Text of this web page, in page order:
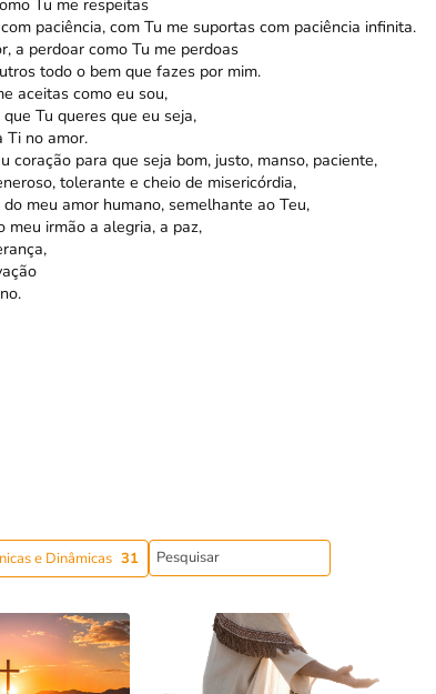
Tu me respeitas
paciência, com Tu me suportas com paciência infinita.
a perdoar como Tu me perdoas
todo o bem que fazes por mim.
aceitas como eu sou,
Tu queres que eu seja,
Ti no amor.
coração para que seja bom, justo, manso, paciente,
tolerante e cheio de misericórdia,
meu amor humano, semelhante ao Teu,
meu irmão a alegria, a paz,
e Dinâmicas 31